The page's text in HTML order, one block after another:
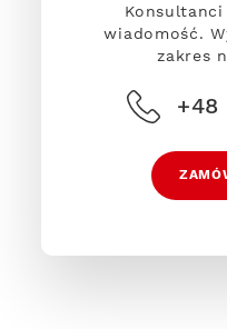
wiadomość.
zakres
+48